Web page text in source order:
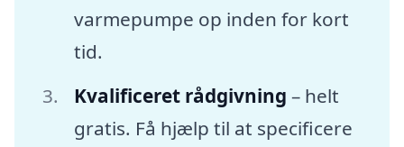
varmepumpe op inden for kort
tid.
Kvalificeret rådgivning – helt
gratis. Få hjælp til at specificere